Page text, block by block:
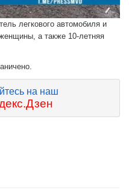
легкового автомобиля и
а также 10-летняя
на наш